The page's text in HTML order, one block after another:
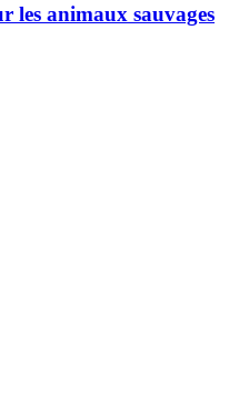
les animaux sauvages